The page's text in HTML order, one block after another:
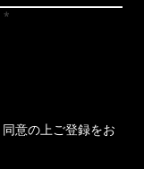
意の上ご登録をお